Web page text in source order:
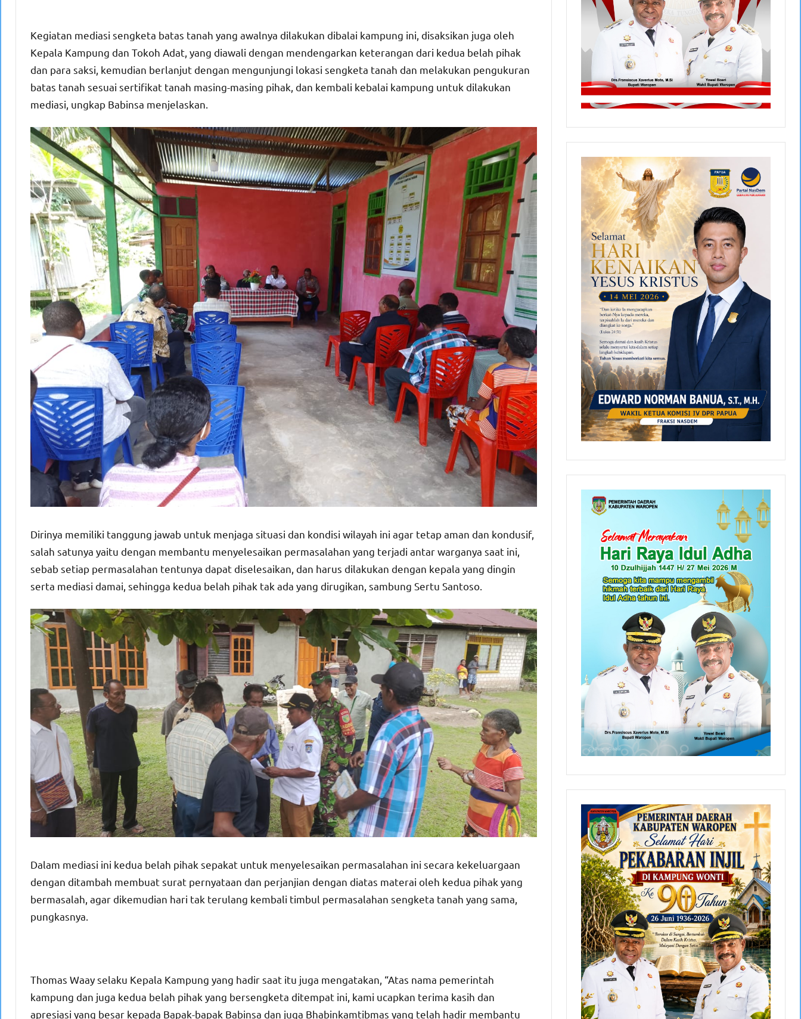
Kegiatan mediasi sengketa batas tanah yang awalnya dilakukan dibalai kampung ini, disaksikan juga oleh
Kepala Kampung dan Tokoh Adat, yang diawali dengan mendengarkan keterangan dari kedua belah pihak
dan para saksi, kemudian berlanjut dengan mengunjungi lokasi sengketa tanah dan melakukan pengukuran
batas tanah sesuai sertifikat tanah masing-masing pihak, dan kembali kebalai kampung untuk dilakukan
mediasi, ungkap Babinsa menjelaskan.
Dirinya memiliki tanggung jawab untuk menjaga situasi dan kondisi wilayah ini agar tetap aman dan kondusif,
salah satunya yaitu dengan membantu menyelesaikan permasalahan yang terjadi antar warganya saat ini,
sebab setiap permasalahan tentunya dapat diselesaikan, dan harus dilakukan dengan kepala yang dingin
serta mediasi damai, sehingga kedua belah pihak tak ada yang dirugikan, sambung Sertu Santoso.
Dalam mediasi ini kedua belah pihak sepakat untuk menyelesaikan permasalahan ini secara kekeluargaan
dengan ditambah membuat surat pernyataan dan perjanjian dengan diatas materai oleh kedua pihak yang
bermasalah, agar dikemudian hari tak terulang kembali timbul permasalahan sengketa tanah yang sama,
pungkasnya.
Thomas Waay selaku Kepala Kampung yang hadir saat itu juga mengatakan, “Atas nama pemerintah
kampung dan juga kedua belah pihak yang bersengketa ditempat ini, kami ucapkan terima kasih dan
apresiasi yang besar kepada Bapak-bapak Babinsa dan juga Bhabinkamtibmas yang telah hadir membantu